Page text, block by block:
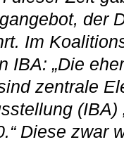
der
Im
IBA: „Die
zentrale
(IBA)
Diese zwar